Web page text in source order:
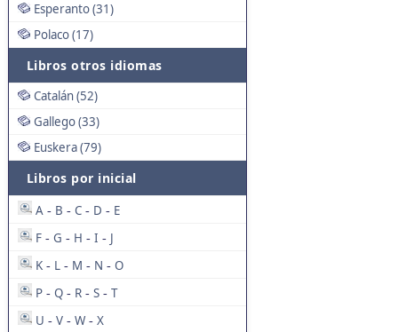
Esperanto (31)
Polaco (17)
Libros otros idiomas
Catalán (52)
Gallego (33)
Euskera (79)
Libros por inicial
A - B - C - D - E
F - G - H - I - J
K - L - M - N - O
P - Q - R - S - T
U - V - W - X